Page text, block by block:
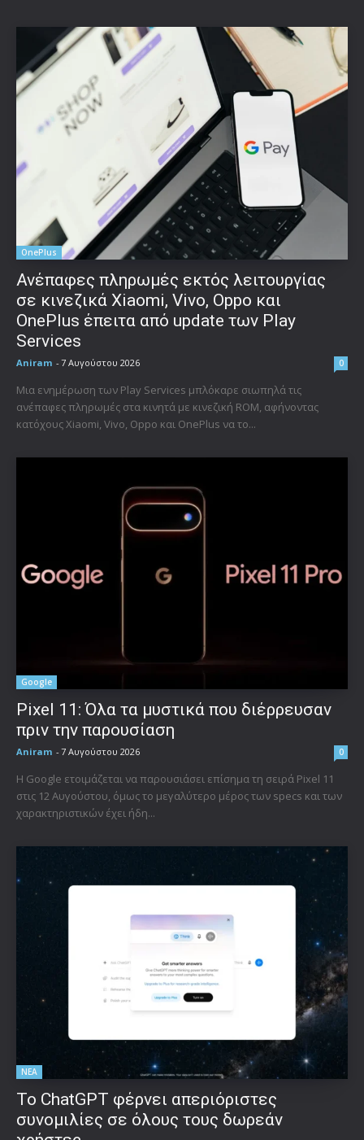
OnePlus
Ανέπαφες πληρωμές εκτός λειτουργίας
σε κινεζικά Xiaomi, Vivo, Oppo και
OnePlus έπειτα από update των Play
Services
Aniram - 7 Αυγούστου 2026 0
Μια ενημέρωση των Play Services μπλόκαρε σιωπηλά τις
ανέπαφες πληρωμές στα κινητά με κινεζική ROM, αφήνοντας
κατόχους Xiaomi, Vivo, Oppo και OnePlus να το...
Google
Pixel 11: Όλα τα μυστικά που διέρρευσαν
πριν την παρουσίαση
Aniram - 7 Αυγούστου 2026 0
Η Google ετοιμάζεται να παρουσιάσει επίσημα τη σειρά Pixel 11
στις 12 Αυγούστου, όμως το μεγαλύτερο μέρος των specs και των
χαρακτηριστικών έχει ήδη...
ΝΕΑ
Το ChatGPT φέρνει απεριόριστες
συνομιλίες σε όλους τους δωρεάν